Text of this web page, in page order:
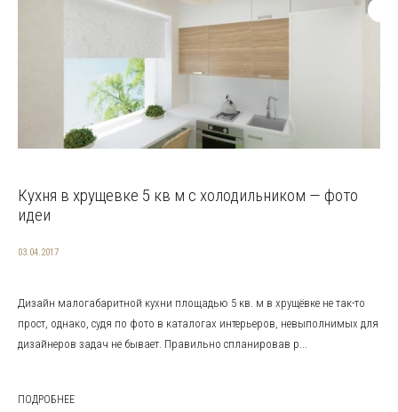
Кухня в хрущевке 5 кв м с холодильником — фото
идеи
03.04.2017
Дизайн малогабаритной кухни площадью 5 кв. м в хрущёвке не так-то
прост, однако, судя по фото в каталогах интерьеров, невыполнимых для
дизайнеров задач не бывает. Правильно спланировав р...
ПОДРОБНЕЕ